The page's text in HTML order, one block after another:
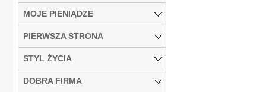
MOJE PIENIĄDZE
PIERWSZA STRONA
STYL ŻYCIA
DOBRA FIRMA